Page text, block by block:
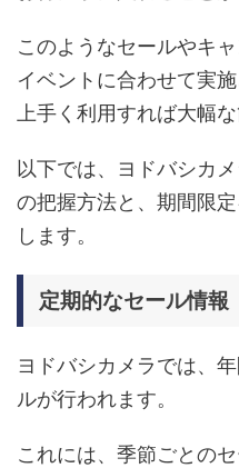
このようなセールやキ
イベントに合わせて実
上手く利用すれば大幅
以下では、ヨドバシカ
の把握方法と、期間限
します。
定期的なセール情報
ヨドバシカメラでは、
ルが行われます。
これには、季節ごとの